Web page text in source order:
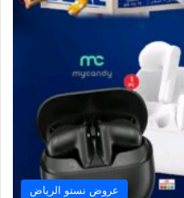
عروض نستو الرياض